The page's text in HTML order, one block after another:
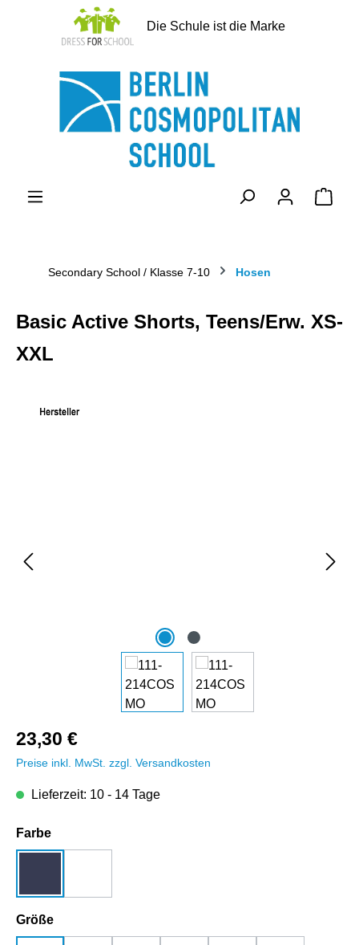
springen
Die Schule ist die Marke
Secondary School / Klasse 7-10 Hosen
Basic Active Shorts, Teens/Erw. XS-
XXL
23,30 €
Preise inkl. MwSt. zzgl. Versandkosten
Lieferzeit: 10 - 14 Tage
Farbeauswählen
Größeauswählen